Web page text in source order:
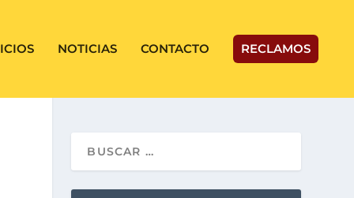
NOTICIAS CONTACTO RECLAMOS